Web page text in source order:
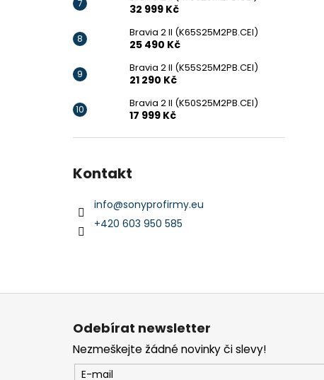
32 999 Kč
Bravia 2 II (K65S25M2PB.CEI)
25 490 Kč
Bravia 2 II (K55S25M2PB.CEI)
21 290 Kč
Bravia 2 II (K50S25M2PB.CEI)
17 999 Kč
Kontakt
info@sonyprofirmy.eu
+420 603 950 585
Odebírat newsletter
Nezmeškejte žádné novinky či slevy!
E-mail